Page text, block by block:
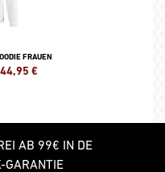
FRAUEN
44,95 €
AB 99€ IN DE
GARANTIE